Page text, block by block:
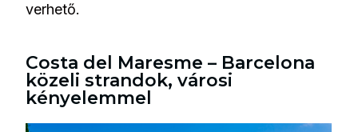
verhető.
Costa del Maresme – Barcelona
közeli strandok, városi
kényelemmel